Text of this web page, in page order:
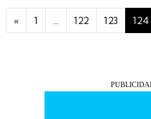
« 1 … 122 123 124